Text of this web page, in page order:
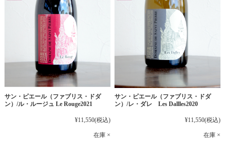
サン・ピエール（ファブリス・ドダ
ン）/ル・ルージュ Le Rouge2021
¥11,550(税込)
在庫 ×
サン・ピエール（ファブリス・ドダ
ン）/レ・ダレ Les Dallles2020
¥11,550(税込)
在庫 ×